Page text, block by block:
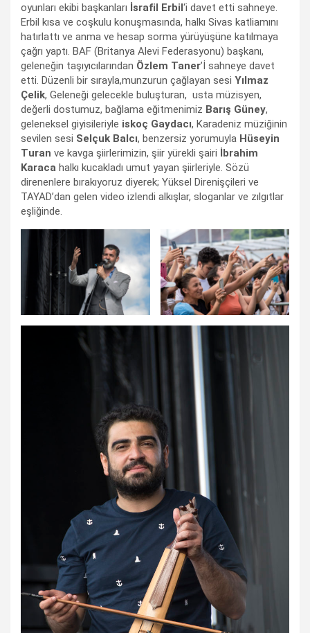
oyunları ekibi başkanları İsrafil Erbil‘i davet etti sahneye.
Erbil kısa ve coşkulu konuşmasında, halkı Sivas katliamını
hatırlattı ve anma ve hesap sorma yürüyüşüne katılmaya
çağrı yaptı. BAF (Britanya Alevi Federasyonu) başkanı,
geleneğin taşıyıcılarından Özlem Taner’İ sahneye davet
etti. Düzenli bir sırayla,munzurun çağlayan sesi Yılmaz
Çelik, Geleneği gelecekle buluşturan, usta müzisyen,
değerli dostumuz, bağlama eğitmenimiz Barış Güney,
geleneksel giyisileriyle iskoç Gaydacı, Karadeniz müziğinin
sevilen sesi Selçuk Balcı, benzersiz yorumuyla Hüseyin
Turan ve kavga şiirlerimizin, şiir yürekli şairi İbrahim
Karaca halkı kucakladı umut yayan şiirleriyle. Sözü
direnenlere bırakıyoruz diyerek; Yüksel Direnişçileri ve
TAYAD’dan gelen video izlendi alkışlar, sloganlar ve zılgıtlar
eşliğinde.